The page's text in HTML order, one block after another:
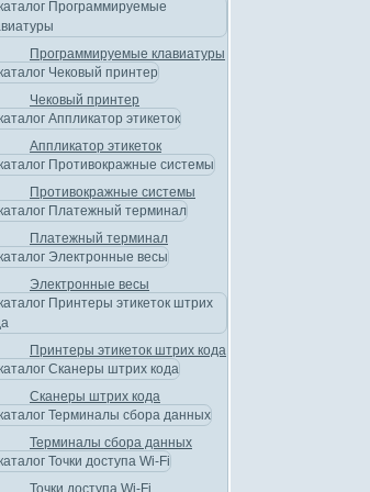
Программируемые клавиатуры
Чековый принтер
Аппликатор этикеток
Противокражные системы
Платежный терминал
Электронные весы
Принтеры этикеток штрих кода
Сканеры штрих кода
Терминалы сбора данных
Точки доступа Wi-Fi